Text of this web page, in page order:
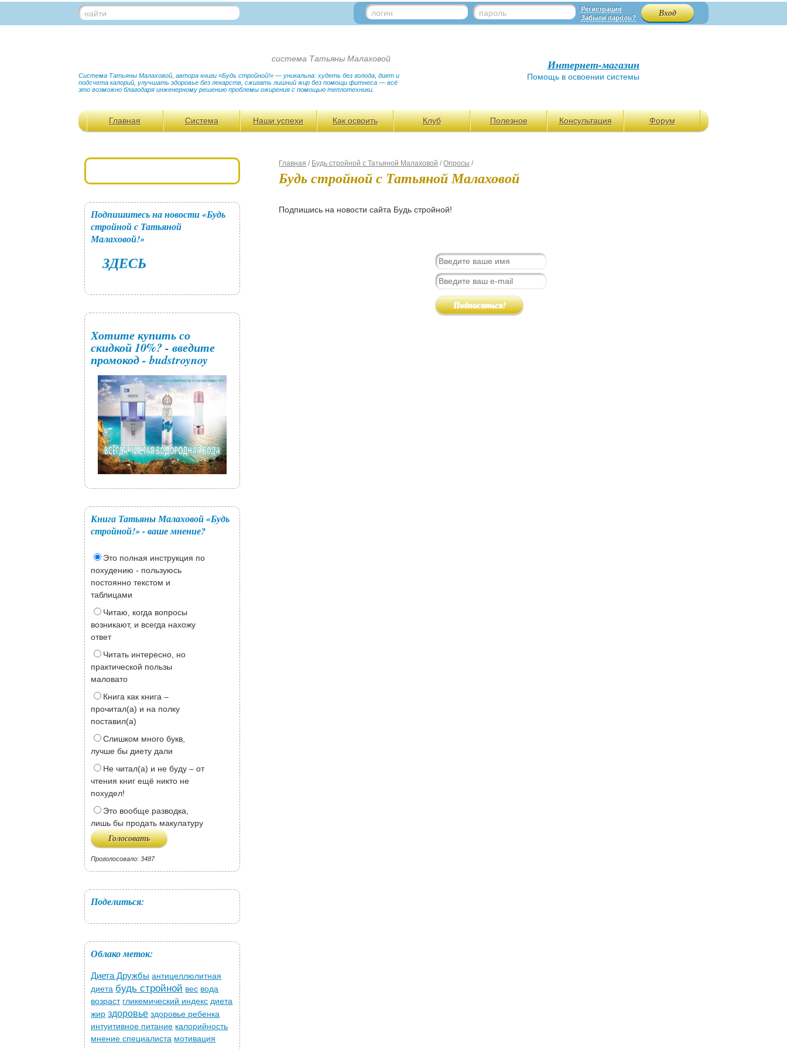
найти логин пароль
Регистрация
Забыли пароль?
система Татьяны Малаховой
Система Татьяны Малаховой, автора книги «Будь стройной!» — уникальна: худеть без голода, диет и
подсчета калорий, улучшать здоровье без лекарств, сжигать лишний жир без помощи фитнеса — всё
это возможно благодаря инженерному решению проблемы ожирения с помощью теплотехники.
Интернет-магазин
Помощь в освоении системы
Главная Система Наши успехи Как освоить Клуб Полезное Консультация Форум
Подпишитесь на новости «Будь
стройной с Татьяной
Малаховой!»
ЗДЕСЬ
Хотите купить со
скидкой 10%? - введите
промокод - budstroynoy
Книга Татьяны Малаховой «Будь
стройной!» - ваше мнение?
Это полная инструкция по
похудению - пользуюсь
постоянно текстом и
таблицами
Читаю, когда вопросы
возникают, и всегда нахожу
ответ
Читать интересно, но
практической пользы
маловато
Книга как книга –
прочитал(а) и на полку
поставил(а)
Слишком много букв,
лучше бы диету дали
Не читал(а) и не буду – от
чтения книг ещё никто не
похудел!
Это вообще разводка,
лишь бы продать макулатуру
Проголосовало: 3487
Поделиться:
Облако меток:
Диета Дружбы антицеллюлитная
диета будь стройной вес вода
возраст гликемический индекс диета
жир здоровье здоровье ребенка
интуитивное питание калорийность
мнение специалиста мотивация
Главная / Будь стройной с Татьяной Малаховой /Опросы /
Будь стройной с Татьяной Малаховой
Подпишись на новости сайта Будь стройной!